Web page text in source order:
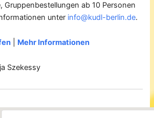
Gruppenbestellungen ab 10 Personen
unter info@kudl-berlin.de.
Mehr Informationen
Szekessy